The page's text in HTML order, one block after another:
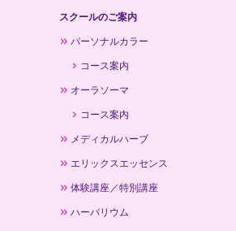
スクールのご案内
パーソナルカラー
コース案内
オーラソーマ
コース案内
メディカルハーブ
エリックスエッセンス
体験講座／特別講座
ハーバリウム